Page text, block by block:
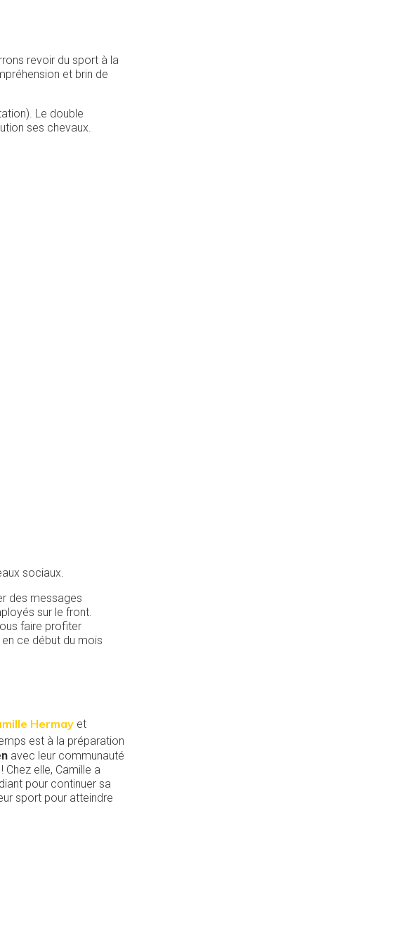
revoir du sport à la
et brin de
Le double
ses chevaux.
sociaux.
des messages
sur le front.
faire profiter
ce début du mois
Hermay et
est à la préparation
avec leur communauté
elle, Camille a
pour continuer sa
sport pour atteindre